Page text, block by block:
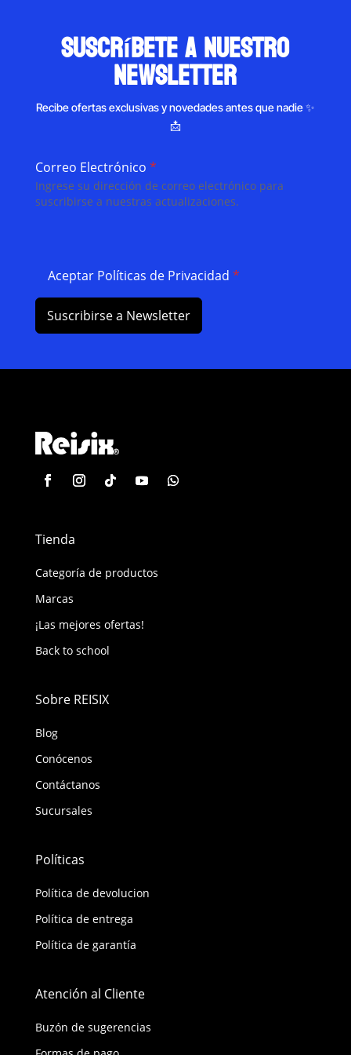
suscríbete a nuestro
newsletter
Recibe ofertas exclusivas y novedades antes que nadie ✨
📩
Correo Electrónico *
Ingrese su dirección de correo electrónico para
suscribirse a nuestras actualizaciones.
Aceptar Políticas de Privacidad *
Suscribirse a Newsletter
Tienda
Categoría de productos
Marcas
¡Las mejores ofertas!
Back to school
Sobre REISIX
Blog
Conócenos
Contáctanos
Sucursales
Políticas
Política de devolucion
Política de entrega
Política de garantía
Atención al Cliente
Buzón de sugerencias